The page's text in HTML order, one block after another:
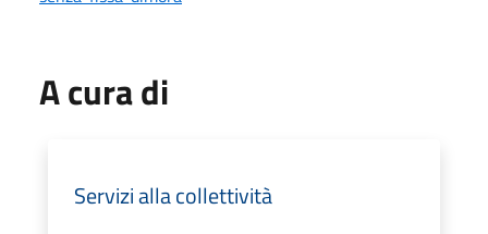
A cura di
Servizi alla collettività